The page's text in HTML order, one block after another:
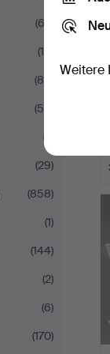
(62)
(14)
(85)
(55)
(7)
(29)
(858)
(1)
(144)
(2)
(6)
(170)
Weitere